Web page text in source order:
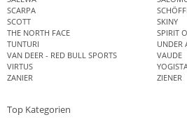
SCARPA
SCOTT
SKINY
THE NORTH FACE
SPIRIT
TUNTURI
UNDER
VAN DEER - RED BULL SPORTS
VAUDE
VIRTUS
ZANIER
ZIENER
Top Kategorien